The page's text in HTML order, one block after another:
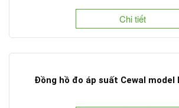
Chi tiết
Đồng hồ đo áp suất Cewal model